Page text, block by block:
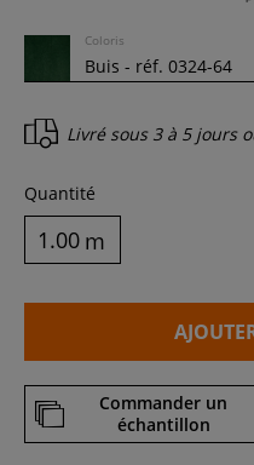
Coloris
Livré sous 3 à 5 jours
Quantité
m
Commander un
échantillon